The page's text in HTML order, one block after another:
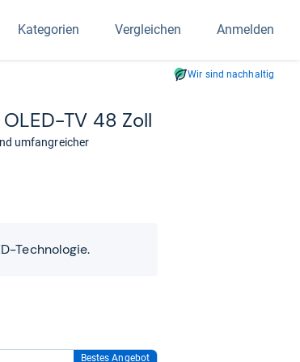
Kategorien Vergleichen Anmelden
Wir sind nachhaltig
​TV 48 Zoll
umfangreicher
Technologie.
Bestes Angebot